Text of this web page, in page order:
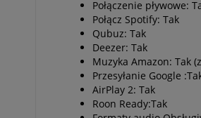
Połączenie pływowe:
Połącz Spotify: Tak
Qubuz: Tak
Deezer: Tak
Muzyka Amazon: Tak
Przesyłanie Google
AirPlay 2: Tak
Roon Ready:Tak